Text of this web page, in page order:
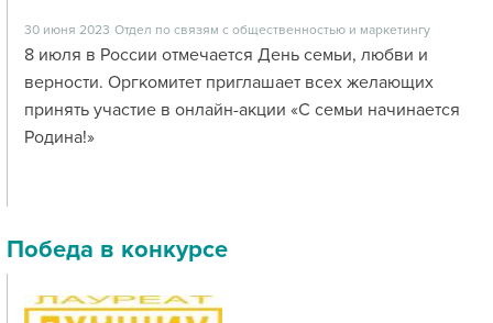
30 июня 2023 Отдел по связям с общественностью и маркетингу
8 июля в России отмечается День семьи, любви и
верности. Оргкомитет приглашает всех желающих
принять участие в онлайн-акции «С семьи начинается
Родина!»
Победа в конкурсе